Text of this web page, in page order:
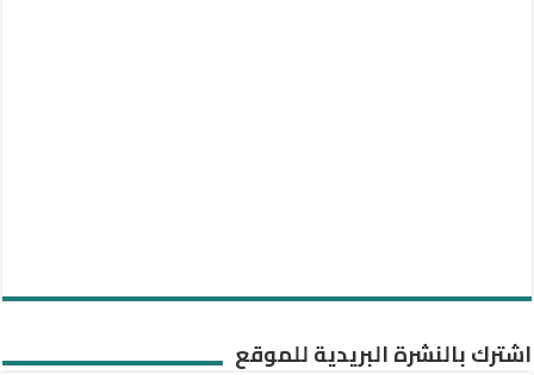
اشترك بالنشرة البريدية للموقع